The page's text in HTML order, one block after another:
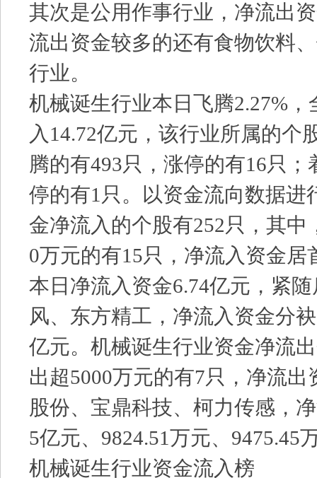
其次是公用作事行业，净流出
流出资金较多的还有食物饮料
行业。
机械诞生行业本日飞腾2.27%
入14.72亿元，该行业所属的个
腾的有493只，涨停的有16只；
停的有1只。以资金流向数据进
金净流入的个股有252只，其中
0万元的有15只，净流入资金居
本日净流入资金6.74亿元，紧
风、东方精工，净流入资金分
亿元。机械诞生行业资金净流
出超5000万元的有7只，净流
股份、宝鼎科技、柯力传感，
5亿元、9824.51万元、9475.45
机械诞生行业资金流入榜